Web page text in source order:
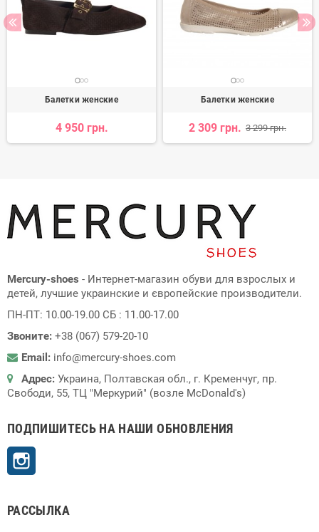
Балетки женские
4 950 грн.
Балетки женские
2 309 грн. 3 299 грн.
Mercury-shoes - Интернет-магазин обуви для взрослых и
детей, лучшие украинские и європейские производители.
ПН-ПТ: 10.00-19.00 СБ : 11.00-17.00
Звоните: +38 (067) 579-20-10
Email: info@mercury-shoes.com
Адрес: Украина, Полтавская обл., г. Кременчуг, пр.
Свободи, 55, ТЦ "Меркурий" (возле McDonald's)
ПОДПИШИТЕСЬ НА НАШИ ОБНОВЛЕНИЯ
РАССЫЛКА